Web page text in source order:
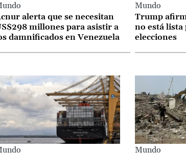
alerta que se necesitan
millones para asistir a
damnificados en Venezuela
Mundo
Trump
no está lista
elecciones
Mundo